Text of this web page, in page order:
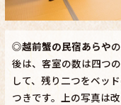
◎越前蟹の民宿あらや
後は、客室の数は四つ
して、残り二つをベッ
つきです。上の写真は